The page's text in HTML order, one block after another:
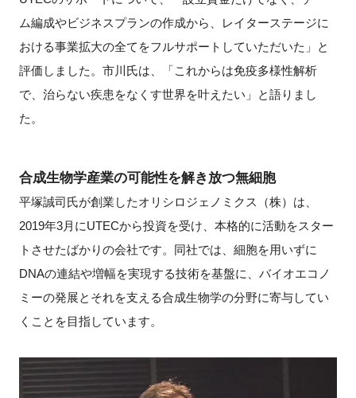
ム編成やビジネスプランの作成から、レイターステージに
おける事業拡大の全てをフルサポートしていただいた」と
評価しました。市川氏は、「これからは免疫多様性解析
で、治らない疾患をなくす世界を叶えたい」と語りまし
た。
合成生物学産業の可能性を解き放つ無細胞
平塚誠司氏が創業したオリシロジェノミクス（株）は、
2019年3月にUTECから投資を受け、本格的に活動をスター
トさせたばかりの会社です。同社では、細胞を用いずに
DNAの連結や増幅を実現する技術を基盤に、バイオエコノ
ミーの発展とそれを支える合成生物学の分野に寄与してい
くことを目指しています。